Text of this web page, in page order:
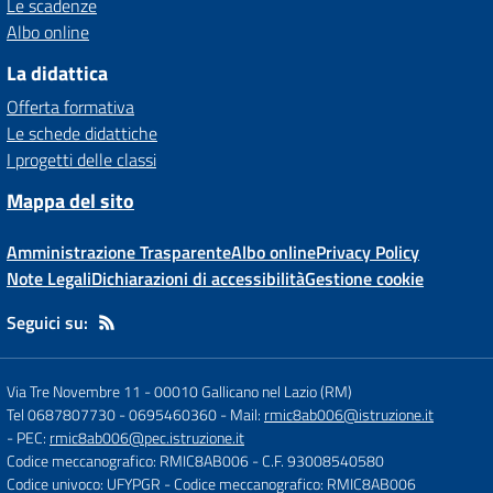
Le scadenze
Albo online
La didattica
Offerta formativa
Le schede didattiche
I progetti delle classi
Mappa del sito
Amministrazione TrasparenteAlbo onlinePrivacy Policy
Note LegaliDichiarazioni di accessibilitàGestione cookie
Seguici su:
Via Tre Novembre 11 -00010 Gallicano nel Lazio (RM)
Tel 0687807730 - 0695460360- Mail: rmic8ab006@istruzione.it
- PEC: rmic8ab006@pec.istruzione.it
Codice meccanografico: RMIC8AB006- C.F. 93008540580
Codice univoco: UFYPGR - Codice meccanografico: RMIC8AB006